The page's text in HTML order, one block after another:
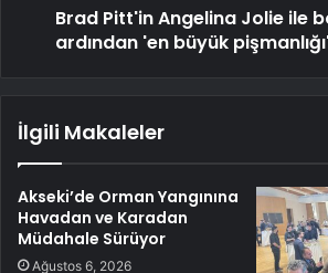
Brad Pitt'in Angelina Jolie ile
ardından 'en büyük
İlgili Makaleler
Akseki’de Orman Yangınına
Havadan ve Karadan
Müdahale Sürüyor
Ağustos 6, 2026